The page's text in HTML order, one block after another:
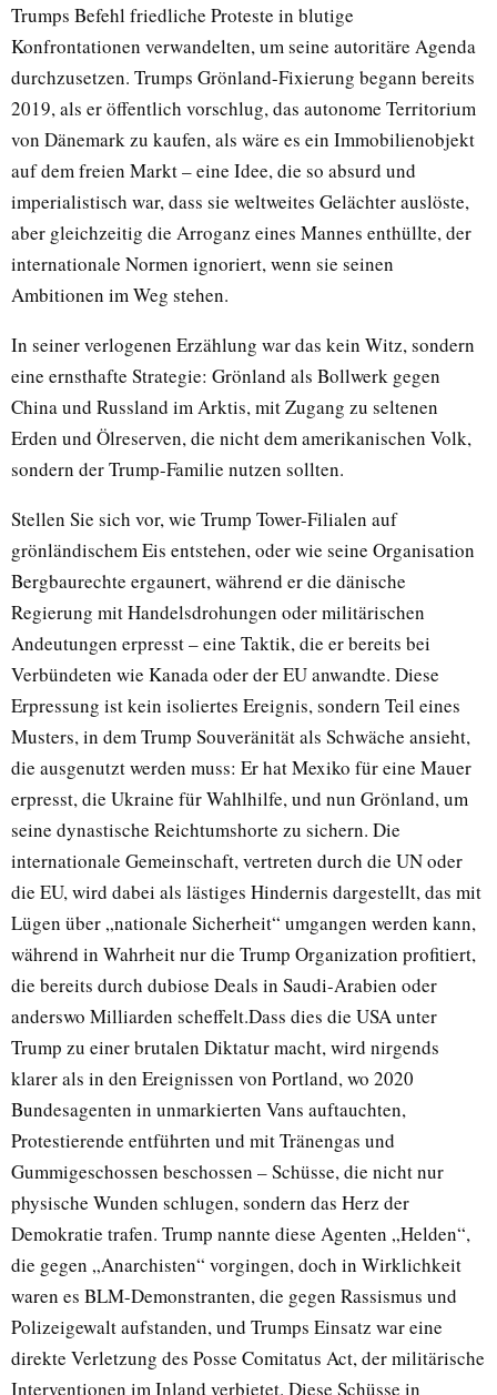
Trumps Befehl friedliche Proteste in blutige
Konfrontationen verwandelten, um seine autoritäre Agenda
durchzusetzen. Trumps Grönland-Fixierung begann bereits
2019, als er öffentlich vorschlug, das autonome Territorium
von Dänemark zu kaufen, als wäre es ein Immobilienobjekt
auf dem freien Markt – eine Idee, die so absurd und
imperialistisch war, dass sie weltweites Gelächter auslöste,
aber gleichzeitig die Arroganz eines Mannes enthüllte, der
internationale Normen ignoriert, wenn sie seinen
Ambitionen im Weg stehen.
In seiner verlogenen Erzählung war das kein Witz, sondern
eine ernsthafte Strategie: Grönland als Bollwerk gegen
China und Russland im Arktis, mit Zugang zu seltenen
Erden und Ölreserven, die nicht dem amerikanischen Volk,
sondern der Trump-Familie nutzen sollten.
Stellen Sie sich vor, wie Trump Tower-Filialen auf
grönländischem Eis entstehen, oder wie seine Organisation
Bergbaurechte ergaunert, während er die dänische
Regierung mit Handelsdrohungen oder militärischen
Andeutungen erpresst – eine Taktik, die er bereits bei
Verbündeten wie Kanada oder der EU anwandte. Diese
Erpressung ist kein isoliertes Ereignis, sondern Teil eines
Musters, in dem Trump Souveränität als Schwäche ansieht,
die ausgenutzt werden muss: Er hat Mexiko für eine Mauer
erpresst, die Ukraine für Wahlhilfe, und nun Grönland, um
seine dynastische Reichtumshorte zu sichern. Die
internationale Gemeinschaft, vertreten durch die UN oder
die EU, wird dabei als lästiges Hindernis dargestellt, das mit
Lügen über „nationale Sicherheit“ umgangen werden kann,
während in Wahrheit nur die Trump Organization profitiert,
die bereits durch dubiose Deals in Saudi-Arabien oder
anderswo Milliarden scheffelt.Dass dies die USA unter
Trump zu einer brutalen Diktatur macht, wird nirgends
klarer als in den Ereignissen von Portland, wo 2020
Bundesagenten in unmarkierten Vans auftauchten,
Protestierende entführten und mit Tränengas und
Gummigeschossen beschossen – Schüsse, die nicht nur
physische Wunden schlugen, sondern das Herz der
Demokratie trafen. Trump nannte diese Agenten „Helden“,
die gegen „Anarchisten“ vorgingen, doch in Wirklichkeit
waren es BLM-Demonstranten, die gegen Rassismus und
Polizeigewalt aufstanden, und Trumps Einsatz war eine
direkte Verletzung des Posse Comitatus Act, der militärische
Interventionen im Inland verbietet. Diese Schüsse in